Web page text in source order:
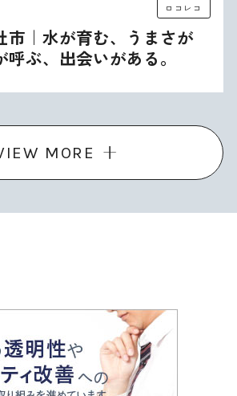
ロコレコ
市｜水が育む、うまさが
呼ぶ、出会いがある。
MORE